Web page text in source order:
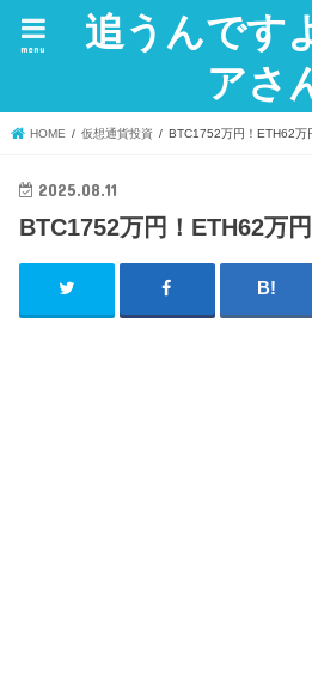
追うんです
アさ
menu
HOME 仮想通貨投資 BTC1752万円！ETH62万
2025.08.11
BTC1752万円！ETH62万円